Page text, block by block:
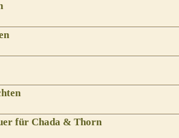
für Chada & Thorn